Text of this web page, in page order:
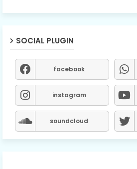
SOCIAL PLUGIN
facebook
instagram
soundcloud